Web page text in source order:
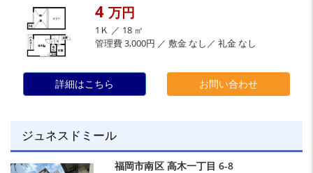
4 万円
1Ｋ ／ 18 ㎡
管理費 3,000円 ／ 敷金 なし／ 礼金 なし
詳細はこちら お問い合わせ
ジュネスドミール
福岡市南区 高木一丁目 6-8